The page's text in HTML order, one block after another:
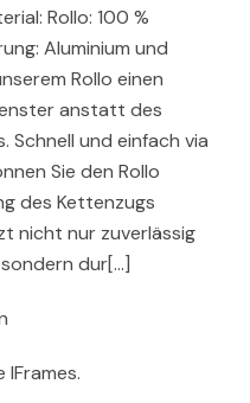
Rollo: 100 %
Aluminium und
Rollo einen
anstatt des
Schnell und einfach via
Sie den Rollo
des Kettenzugs
nicht nur zuverlässig
dur[…]